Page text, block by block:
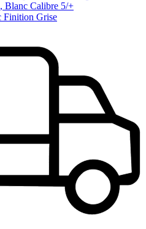
Blanc Calibre 5/+
Finition Grise